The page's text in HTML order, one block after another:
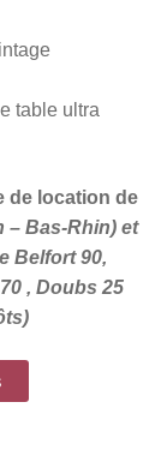
table ultra
de location de
– Bas-Rhin) et
Belfort 90,
, Doubs 25